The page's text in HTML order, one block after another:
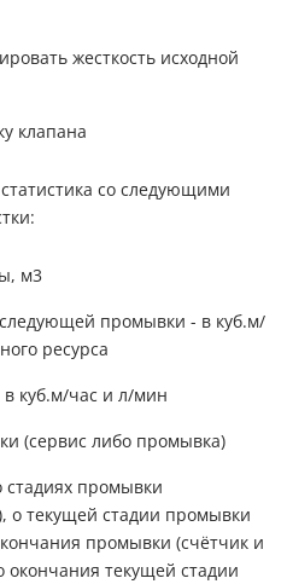
жесткость исходной
клапана
со следующими
м3
промывки - в куб.м/
ресурса
куб.м/час и л/мин
(сервис либо промывка)
промывки
о текущей стадии промывки
промывки (счётчик и
окончания текущей стадии